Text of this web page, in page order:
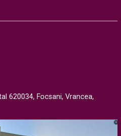
620034, Focsani, Vrancea,